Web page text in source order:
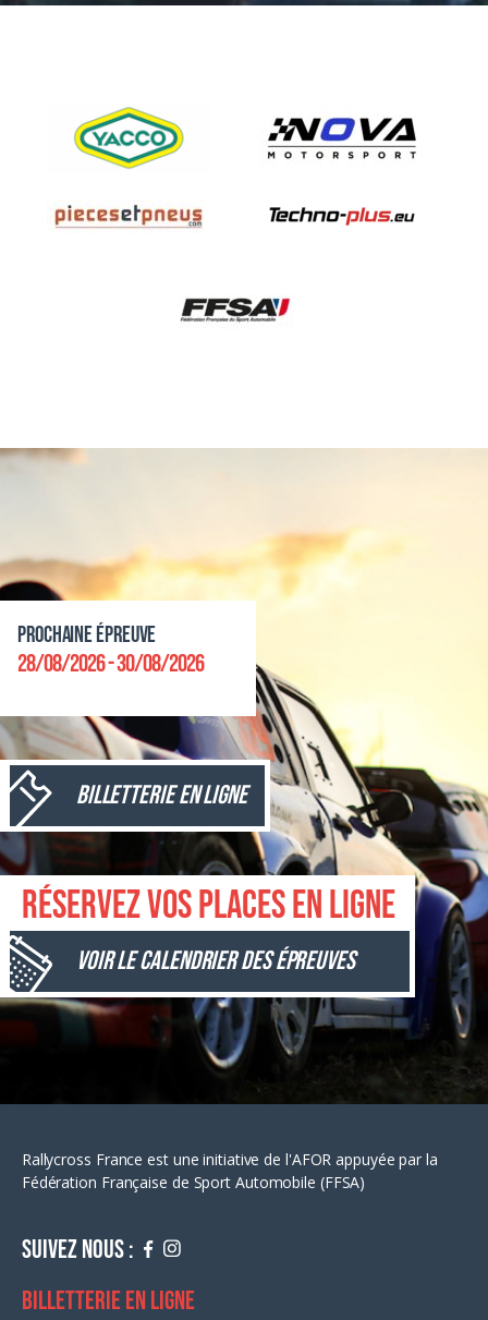
Prochaine épreuve
28/08/2026 - 30/08/2026
Billetterie en ligne
Réservez vos places en ligne
Voir le calendrier des épreuves
Rallycross France est une initiative de l'AFOR appuyée par la
Fédération Française de Sport Automobile (FFSA)
Suivez nous :
Billetterie en ligne